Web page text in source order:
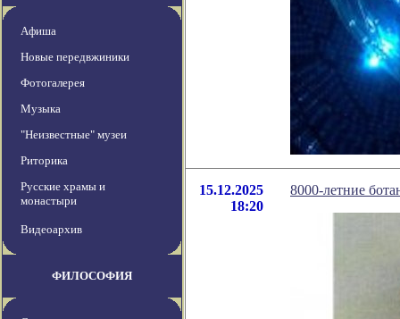
Афиша
Новые передвжиники
Фотогалерея
Музыка
"Неизвестные" музеи
Риторика
Русские храмы и
монастыри
Видеоархив
ФИЛОСОФИЯ
15.12.2025
18:20
8000-летние